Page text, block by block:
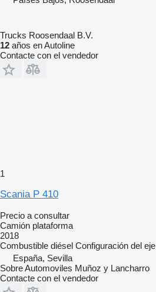
Trucks Roosendaal B.V.
12 años en Autoline
Contacte con el vendedor
1
Scania P 410
Precio a consultar
Camión plataforma
2018
Combustible diésel Configuración del eje
España, Sevilla
Sobre Automoviles Muñoz y Lancharro
Contacte con el vendedor